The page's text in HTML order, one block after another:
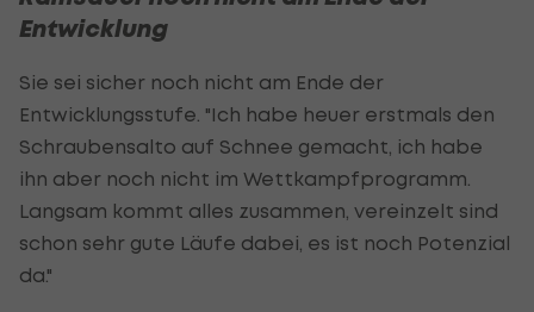
Entwicklung
Sie sei sicher noch nicht am Ende der
Entwicklungsstufe. "Ich habe heuer erstmals den
Schraubensalto auf Schnee gemacht, ich habe
ihn aber noch nicht im Wettkampfprogramm.
Langsam kommt alles zusammen, vereinzelt sind
schon sehr gute Läufe dabei, es ist noch Potenzial
da."